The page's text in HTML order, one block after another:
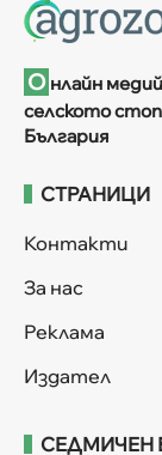
О нлайн
селското
България
СТРАНИЦИ
Контакти
За нас
Реклама
Издател
СЕДМИЧЕН